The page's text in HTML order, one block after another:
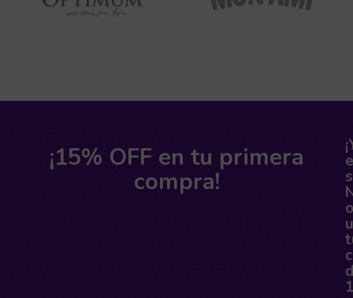
¡15% OFF en tu primera
compra!